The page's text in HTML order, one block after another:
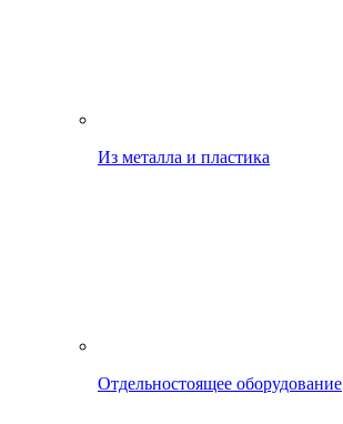
Из металла и пластика
Отдельностоящее оборудование